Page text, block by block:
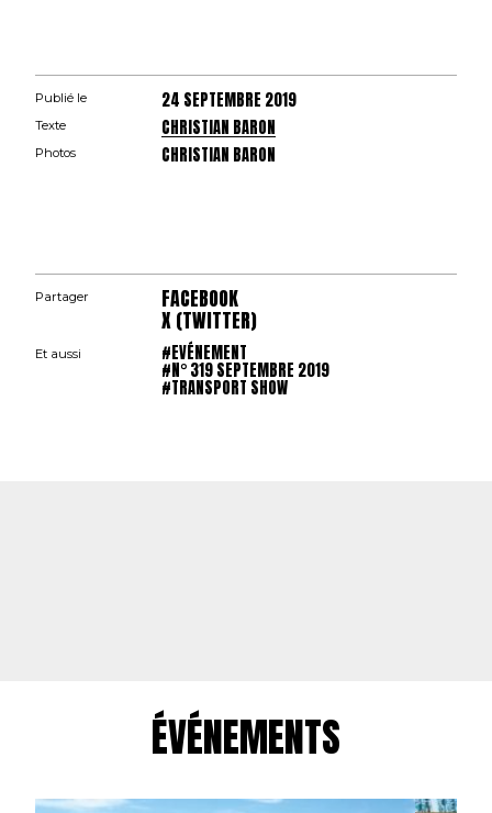
Publié le 24 SEPTEMBRE 2019
Texte CHRISTIAN BARON
Photos CHRISTIAN BARON
Partager FACEBOOK
X (TWITTER)
Et aussi #EVÉNEMENT
#N° 319 SEPTEMBRE 2019
#TRANSPORT SHOW
ÉVÉNEMENTS